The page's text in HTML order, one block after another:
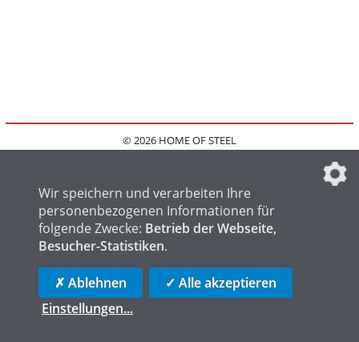
© 2026 HOME OF STEEL
IMPRESSUM
FAQ
DATENSCHUTZEINSTELLUNGEN
HOME OF LOGISTICS
Wir speichern und verarbeiten Ihre
personenbezogenen Informationen für
folgende Zwecke: Betrieb der Webseite,
Besucher-Statistiken.
✗ Ablehnen
✓ Alle akzeptieren
Einstellungen...